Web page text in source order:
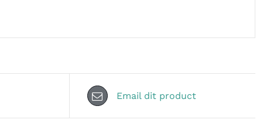
Email dit product